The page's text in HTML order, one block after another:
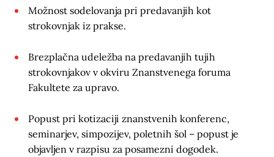
Možnost sodelovanja pri predavanjih kot
strokovnjak iz prakse.
Brezplačna udeležba na predavanjih tujih
strokovnjakov v okviru Znanstvenega foruma
Fakultete za upravo.
Popust pri kotizaciji znanstvenih konferenc,
seminarjev, simpozijev, poletnih šol – popust je
objavljen v razpisu za posamezni dogodek.